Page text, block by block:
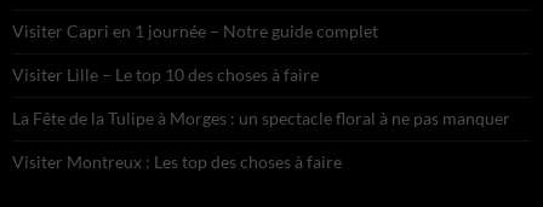
Visiter Capri en 1 journée – Notre guide complet
Visiter Lille – Le top 10 des choses à faire
La Fête de la Tulipe à Morges : un spectacle floral à ne pas manquer
Visiter Montreux : Les top des choses à faire